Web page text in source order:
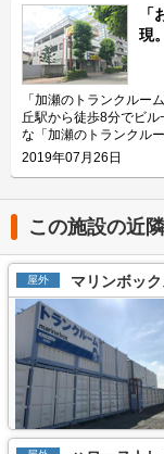
している「加瀬のトラ
ご紹介致します。 「加瀬のトランクルーム墨田区東向島2」の特長を教えて
ください。 「加瀬のトランクルーム墨田区東向島2」は7階建てのビル一棟
をトランクルーム専用
です。全141室のトラ
ズタイプが用意されて
屋をご利用頂けます。
わっており、自社開発
2重ロックのセキュリ
ける施設となっていま
用駐車場がございます
主にどんな方がご利用されている
多く利用頂いておりま
には住宅街が広がって
様が季節物の衣類や書
明治通りに面しており
様のご利用にも便利です。 セキュリティや安全面について教
い。 「加瀬のトランクルーム墨田区東向島2」は無人店舗ながらも、お客様
に24時間安心して荷物
えています。建物への
設置しより安心安全な
セキュリティ体制を採
適しています。 費用や契約について教えてください。 月額4,400円～
32,450円（税込）の価
ために、東向島エリア
既存顧客のデータを分
現
「加瀬のトランクルーム練馬区高松」 東京都
丘駅から徒歩8分でビ
な「加瀬のトランクル
クサービス。1973年（
株式会社加瀬倉庫から
ム練馬区高松」の特徴
加瀬のトランクルーム練馬
クルーム練馬区高松は
能です。「加瀬ビル
ルで、地下1階～地上3
オープンしています。
屋があるなどいろいろ
え、地域最安値レベル
フォーマンスと、充実
物をお預かりします。 主にどんな方がご利用されているのでしょうか？ 都
営大江戸線「光が丘駅
が立ち並んでいるエリ
のご利用が多く、価格
ームです。交通量の多
駐車場もあるためお車で
2019年07月26日
この施設の近
屋外 マリンボッ